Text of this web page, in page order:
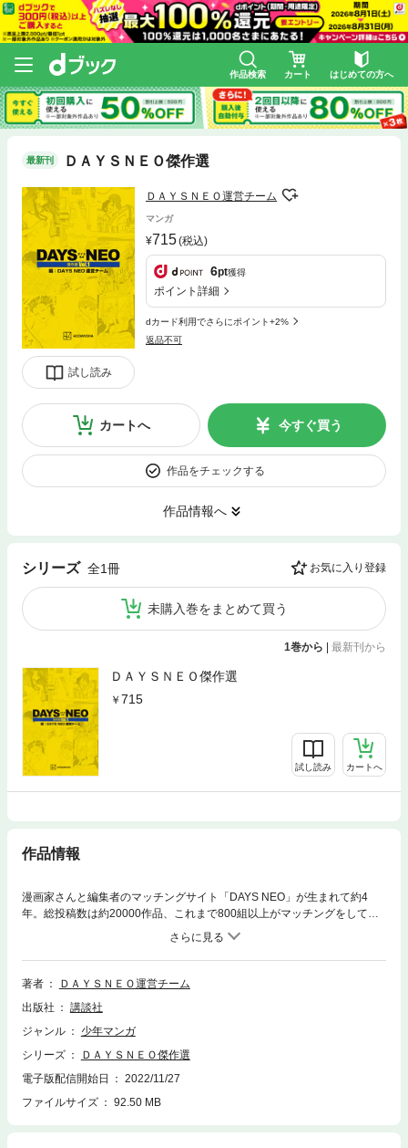
作品検索 カート はじめての方へ
最新刊 ＤＡＹＳＮＥＯ傑作選
試し読み
ＤＡＹＳＮＥＯ運営チーム
マンガ
715(税込)
6pt獲得
ポイント詳細
dカード利用でさらにポイント+2%
返品不可
カートへ 今すぐ買う
作品をチェックする
作品情報へ
シリーズ 全1冊 お気に入り登録
未購入巻をまとめて買う
1巻から | 最新刊から
ＤＡＹＳＮＥＯ傑作選
715
試し読み カートへ
作品情報
漫画家さんと編集者のマッチングサイト「DAYS NEO」が生まれて約4
年。総投稿数は約20000作品、これまで800組以上がマッチングをしてき
ました。漫画家さんのみならず、漫画読者の方からもさらに注目を集めて
いるDAYS NEO。今回『DAYS NEO傑作選』では、特に反響が大きかった
投稿作品９本を運営チームが厳選！メディア化を果たした『ギャルと恐
竜』も、すべてはDAYS NEOのマッチングからはじまりました。そのほ
や、１２件もの担当希望が殺到した『ウェザーリポート』など、才能あふ
れる珠玉の読み切り作品を掲載！漫画家さんの生の声が分かるインタビュ
ぜひご覧ください！
著者
ＤＡＹＳＮＥＯ運営チーム
出版社
講談社
ジャンル
少年マンガ
シリーズ
ＤＡＹＳＮＥＯ傑作選
電子版配信開始日
2022/11/27
ファイルサイズ
92.50 MB